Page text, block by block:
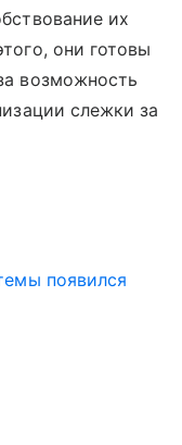
их
они готовы
возможность
слежки за
появился